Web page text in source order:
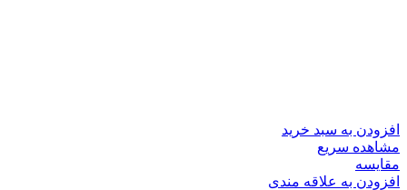
افزودن به سبد خرید
مشاهده سریع
مقایسه
افزودن به علاقه مندی